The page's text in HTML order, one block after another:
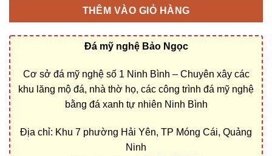
THÊM VÀO GIỎ HÀNG
Đá mỹ nghệ Bảo Ngọc
Cơ sở đá mỹ nghệ số 1 Ninh Bình – Chuyên xây các
khu lăng mộ đá, nhà thờ họ, các công trình đá mỹ nghệ
bằng đá xanh tự nhiên Ninh Bình
Địa chỉ: Khu 7 phường Hải Yên, TP Móng Cái, Quảng
Ninh